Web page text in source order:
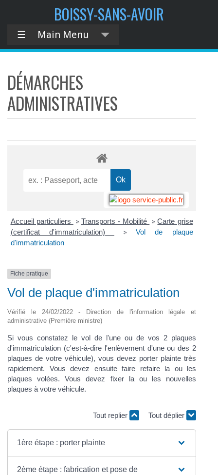
BOISSY-SANS-AVOIR
☰ Main Menu
DÉMARCHES
ADMINISTRATIVES
Accueil particuliers > Transports - Mobilité > Carte grise
(certificat d'immatriculation)
>
Vol de plaque
d'immatriculation
Fiche pratique
Vol de plaque d'immatriculation
Vérifié le 24/02/2022 - Direction de l'information légale et
administrative (Première ministre)
Si vous constatez le vol de l'une ou de vos 2 plaques
d'immatriculation (c'est-à-dire l'enlèvement d'une ou des 2
plaques de votre véhicule), vous devez porter plainte très
rapidement. Vous devez ensuite faire refaire la ou les
plaques volées. Vous devez fixer la ou les nouvelles
plaques à votre véhicule.
Tout replier Tout déplier
1ère étape : porter plainte
2ème étape : fabrication et pose de